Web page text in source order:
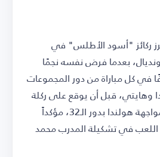
ركائز "أسود الأطلس" في
بعدما فرض نفسه نجمًا
في كل مباراة من دور المجموعات
وهايتي، قبل أن يوقع على ركلة
الترجيح الحاسمة في مواجهة هولندا بدور الـ32، مؤكداً
اللعب في تشكيلة المدرب محمد